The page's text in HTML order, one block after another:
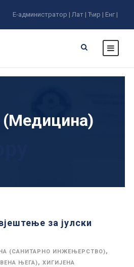
Е-администратор | Лат | Ћир | Енг |
(Медицина)
за јулски
(САНИТАРНО ИНЖЕЊЕРСТВО),
ЊЕГА), ХИГИЈЕНА